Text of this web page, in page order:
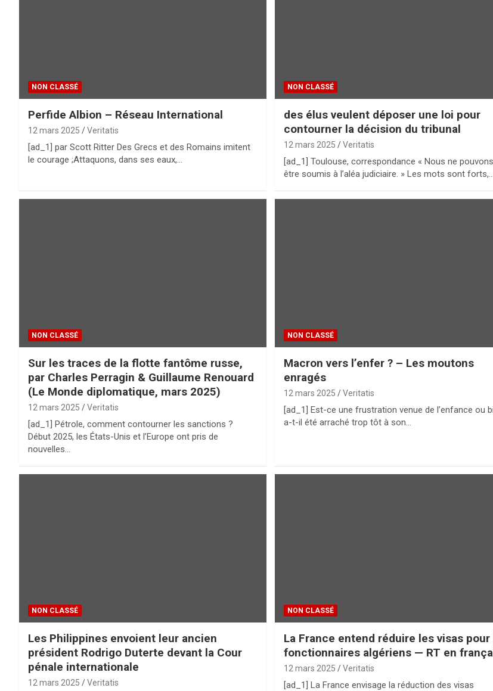
NON CLASSÉ
Perfide Albion – Réseau International
12 mars 2025 Veritatis
[ad_1] par Scott Ritter Des Grecs et des Romains imitent
le courage ;Attaquons, dans ses eaux,…
NON CLASSÉ
des élus veulent déposer une loi pour
contourner la décision du tribunal
12 mars 2025 Veritatis
[ad_1] Toulouse, correspondance « Nous ne
être soumis à l’aléa judiciaire. » Les mots sont forts,…
NON CLASSÉ
Sur les traces de la flotte fantôme russe,
par Charles Perragin & Guillaume Renouard
(Le Monde diplomatique, mars 2025)
12 mars 2025 Veritatis
[ad_1] Pétrole, comment contourner les sanctions ?
Début 2025, les États-Unis et l’Europe ont pris de
nouvelles…
NON CLASSÉ
Macron vers l’enfer ? – Les moutons
enragés
12 mars 2025 Veritatis
[ad_1] Est-ce une frustration venue de l’enfance ou
a-t-il été arraché trop tôt à son…
NON CLASSÉ
Les Philippines envoient leur ancien
président Rodrigo Duterte devant la Cour
pénale internationale
12 mars 2025 Veritatis
NON CLASSÉ
La France entend réduire les visas pour
fonctionnaires algériens — RT en
12 mars 2025 Veritatis
[ad_1] La France envisage la réduction des visas